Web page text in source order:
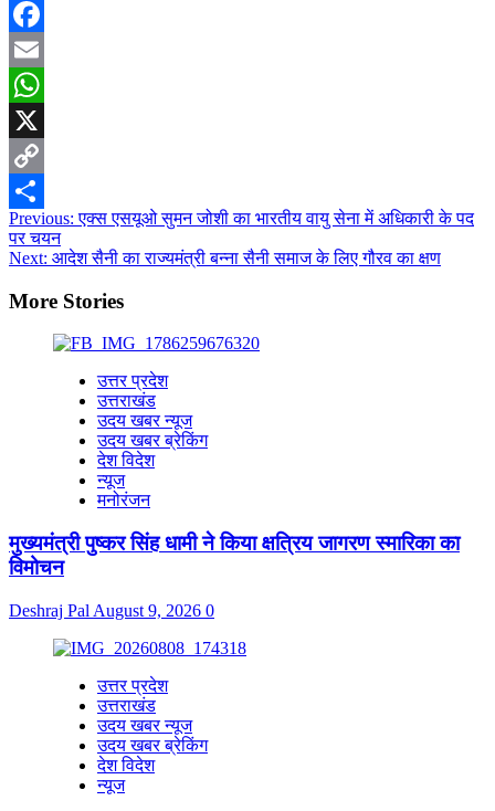
Facebook
Email
WhatsApp
X
Copy
Link
Share
Post
navigation
Previous:एक्स एसयूओ सुमन जोशी का भारतीय वायु सेना में अधिकारी के पद
पर चयन
Next: आदेश सैनी का राज्यमंत्री बन्ना सैनी समाज के लिए गौरव का क्षण
More Stories
उत्तर प्रदेश
उत्तराखंड
उदय खबर न्यूज
उदय खबर ब्रेकिंग
देश विदेश
न्यूज
मनोरंजन
मुख्यमंत्री पुष्कर सिंह धामी ने किया क्षत्रिय जागरण स्मारिका का
विमोचन
Deshraj Pal August 9, 2026 0
उत्तर प्रदेश
उत्तराखंड
उदय खबर न्यूज
उदय खबर ब्रेकिंग
देश विदेश
न्यूज